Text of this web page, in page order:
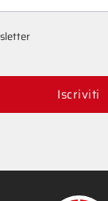
Iscriviti